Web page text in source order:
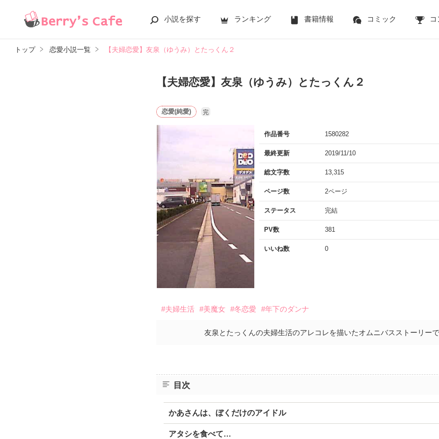
小説を探す ランキング 書籍情報 コミック
トップ 恋愛小説一覧 【夫婦恋愛】友泉（ゆうみ）とたっくん２
【夫婦恋愛】友泉（ゆうみ）とたっくん２
恋愛(純愛) 完
作品番号 1580282
最終更新 2019/11/10
総文字数 13,315
ページ数 2ページ
ステータス 完結
PV数 381
いいね数 0
#夫婦生活 #美魔女 #冬恋愛 #年下のダンナ
友泉とたっくんの夫婦生活のアレコレを描いたオムニバスストーリー
目次
かあさんは、ぼくだけのアイドル
アタシを食べて…